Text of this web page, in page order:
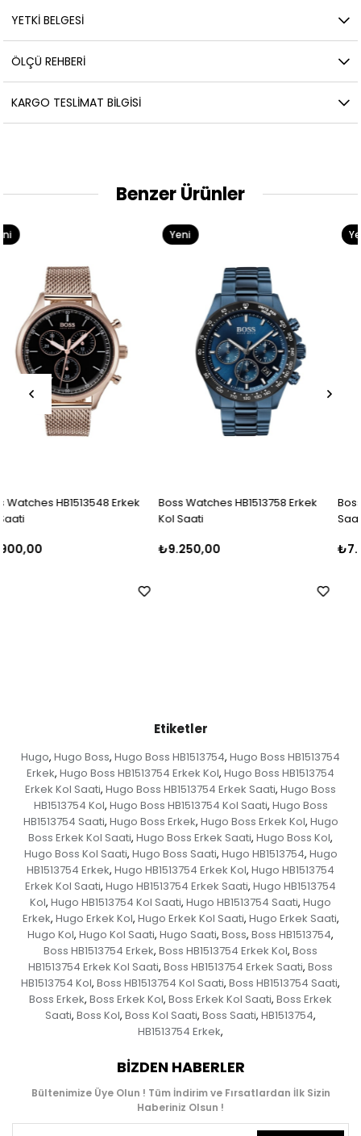
YETKİ BELGESİ
ÖLÇÜ REHBERI
KARGO TESLIMAT BILGISI
Benzer Ürünler
Boss Watches HB1513758 Erkek
₺9.250,00
Boss Watches HB1513811
₺7.000,00
Etiketler
Hugo, Hugo Boss, Hugo Boss HB1513754, Hugo Boss HB1513754
Erkek, Hugo Boss HB1513754 Erkek Kol, Hugo Boss HB1513754
Erkek Kol Saati, Hugo Boss HB1513754 Erkek Saati, Hugo Boss
HB1513754 Kol, Hugo Boss HB1513754 Kol Saati, Hugo Boss
HB1513754 Saati, Hugo Boss Erkek, Hugo Boss Erkek Kol, Hugo
Boss Erkek Kol Saati, Hugo Boss Erkek Saati, Hugo Boss Kol,
Hugo Boss Kol Saati, Hugo Boss Saati, Hugo HB1513754, Hugo
HB1513754 Erkek, Hugo HB1513754 Erkek Kol, Hugo HB1513754
Erkek Kol Saati, Hugo HB1513754 Erkek Saati, Hugo HB1513754
Kol, Hugo HB1513754 Kol Saati, Hugo HB1513754 Saati, Hugo
Erkek, Hugo Erkek Kol, Hugo Erkek Kol Saati, Hugo Erkek Saati,
Hugo Kol, Hugo Kol Saati, Hugo Saati, Boss, Boss HB1513754,
Boss HB1513754 Erkek, Boss HB1513754 Erkek Kol, Boss
HB1513754 Erkek Kol Saati, Boss HB1513754 Erkek Saati, Boss
HB1513754 Kol, Boss HB1513754 Kol Saati, Boss HB1513754 Saati,
Boss Erkek, Boss Erkek Kol, Boss Erkek Kol Saati, Boss Erkek
Saati, Boss Kol, Boss Kol Saati, Boss Saati, HB1513754,
HB1513754 Erkek,
BIZDEN HABERLER
Bültenimize Üye Olun ! Tüm İndirim ve Fırsatlardan İlk Sizin
Haberiniz Olsun !